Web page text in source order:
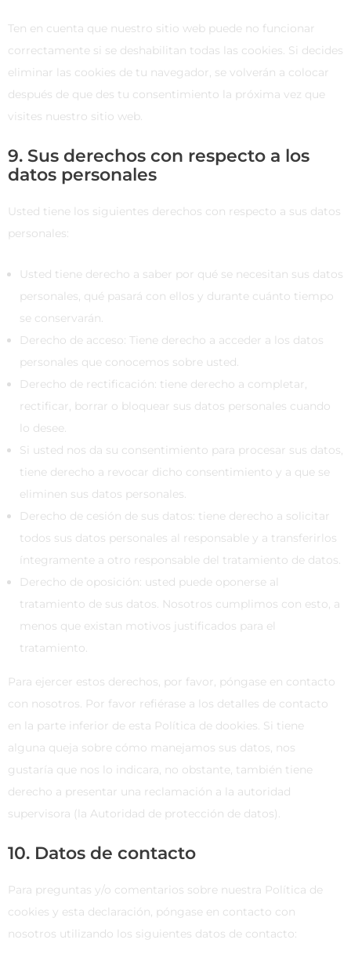
Ten en cuenta que nuestro sitio web puede no funcionar
correctamente si se deshabilitan todas las cookies. Si decides
eliminar las cookies de tu navegador, se volverán a colocar
después de que des tu consentimiento la próxima vez que
visites nuestro sitio web.
9. Sus derechos con respecto a los
datos personales
Usted tiene los siguientes derechos con respecto a sus datos
personales:
Usted tiene derecho a saber por qué se necesitan sus datos
personales, qué pasará con ellos y durante cuánto tiempo
se conservarán.
Derecho de acceso: Tiene derecho a acceder a los datos
personales que conocemos sobre usted.
Derecho de rectificación: tiene derecho a completar,
rectificar, borrar o bloquear sus datos personales cuando
lo desee.
Si usted nos da su consentimiento para procesar sus datos,
tiene derecho a revocar dicho consentimiento y a que se
eliminen sus datos personales.
Derecho de cesión de sus datos: tiene derecho a solicitar
todos sus datos personales al responsable y a transferirlos
íntegramente a otro responsable del tratamiento de datos.
Derecho de oposición: usted puede oponerse al
tratamiento de sus datos. Nosotros cumplimos con esto, a
menos que existan motivos justificados para el
tratamiento.
Para ejercer estos derechos, por favor, póngase en contacto
con nosotros. Por favor refiérase a los detalles de contacto
en la parte inferior de esta Política de dookies. Si tiene
alguna queja sobre cómo manejamos sus datos, nos
gustaría que nos lo indicara, no obstante, también tiene
derecho a presentar una reclamación a la autoridad
supervisora (la Autoridad de protección de datos).
10. Datos de contacto
Para preguntas y/o comentarios sobre nuestra Política de
cookies y esta declaración, póngase en contacto con
nosotros utilizando los siguientes datos de contacto: